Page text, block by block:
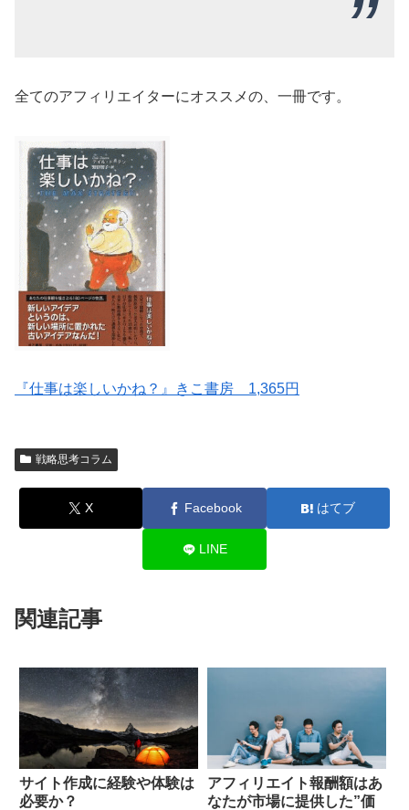
全てのアフィリエイターにオススメの、一冊です。
『仕事は楽しいかね？』きこ書房 1,365円
戦略思考コラム
X Facebook はてブ
LINE
関連記事
サイト作成に経験や体験は
必要か？
アフィリエイト報酬額はあ
なたが市場に提供した”価